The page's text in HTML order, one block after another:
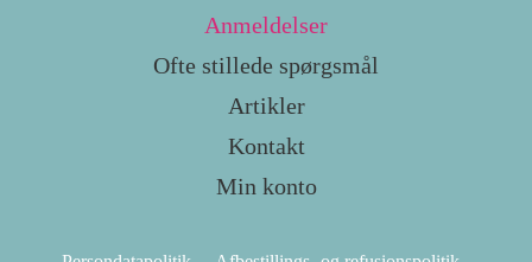
Anmeldelser
Ofte stillede spørgsmål
Artikler
Kontakt
Min konto